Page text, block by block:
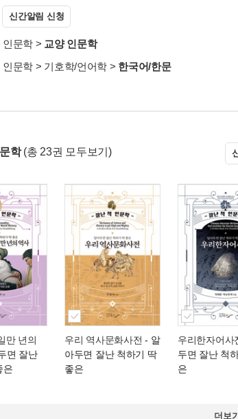
신간알림 신청
인문학 > 교양 인문학
인문학 > 기호학/언어학 > 한국어/한문
학 (총 23권 모두보기)
만 년의
면 잘난
은
우리 역사문화사전 - 알
아두면 잘난 척하기 딱
좋은
우리한자어사
두면 잘난 척
은
더보기